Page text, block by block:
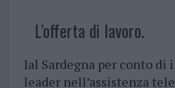
L’offerta di lavoro.
Ial Sardegna per conto di
leader nell’assistenza